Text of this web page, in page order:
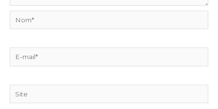
Nom*
E-
mail*
Site